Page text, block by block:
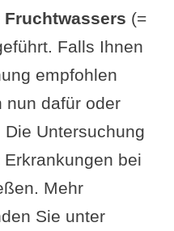
(=
Falls Ihnen
empfohlen
nun dafür oder
Untersuchung
bei
Mehr
Sie unter